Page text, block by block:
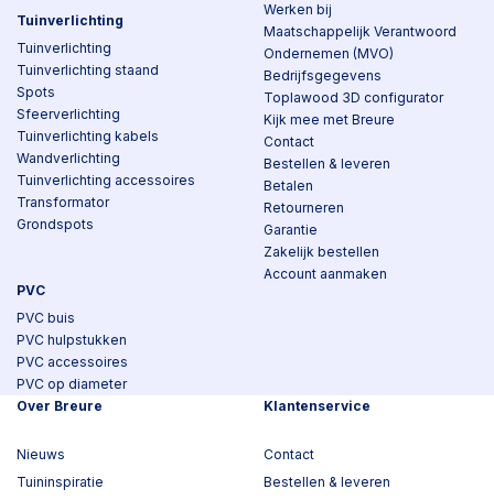
Tuinverlichting
Tuinverlichting
Tuinverlichting staand
Spots
Sfeerverlichting
Tuinverlichting kabels
Wandverlichting
Tuinverlichting accessoires
Transformator
Grondspots
PVC
PVC buis
PVC hulpstukken
PVC accessoires
PVC op diameter
Werken bij
Maatschappelijk Verantwoord
Ondernemen (MVO)
Bedrijfsgegevens
Toplawood 3D configurator
Kijk mee met Breure
Contact
Bestellen & leveren
Betalen
Retourneren
Garantie
Zakelijk bestellen
Account aanmaken
Over Breure
Nieuws
Tuininspiratie
Klantenservice
Contact
Bestellen & leveren